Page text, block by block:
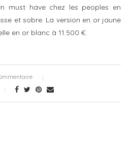
must have chez les peoples en
et sobre. La version en or jaune
en or blanc à 11.500 €.